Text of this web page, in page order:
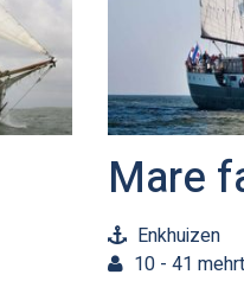
Mare
Enkhuizen
10 - 41